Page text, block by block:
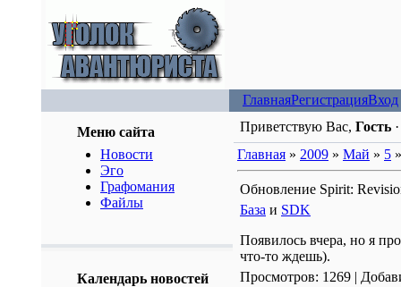
ГлавнаяРегистрацияВход
Меню сайта
Новости
Эго
Графомания
Файлы
Календарь новостей
Приветствую Вас, Гость
Главная » 2009 » Май » 5
Обновление Spirit:
База и SDK
Появилось вчера, но я
что-то ждешь).
Просмотров: 1269 |